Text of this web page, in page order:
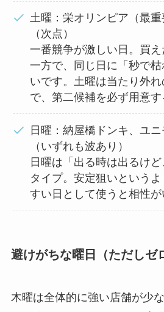
土曜：栄オリンピア（最
（次点）
一番競争が激しい日。買
一方で、同じ日に「秒で
いです。土曜は当たり外
で、第二候補を必ず用意す
日曜：納屋橋ドンキ、ユ
（いずれも波あり）
日曜は「出る時は出るけど
タイプ。安定狙いという
すい日として使うと相性が
避けがちな曜日（ただしゼ
木曜は全体的に強い店舗が少